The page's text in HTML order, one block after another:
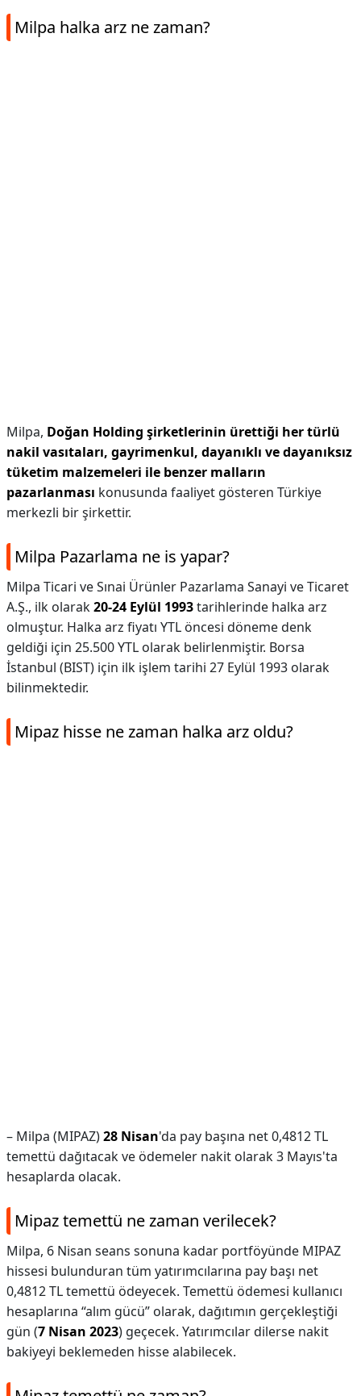
Milpa halka arz ne zaman?
Milpa, Doğan Holding şirketlerinin ürettiği her türlü
nakil vasıtaları, gayrimenkul, dayanıklı ve dayanıksız
tüketim malzemeleri ile benzer malların
pazarlanması konusunda faaliyet gösteren Türkiye
merkezli bir şirkettir.
Milpa Pazarlama ne is yapar?
Milpa Ticari ve Sınai Ürünler Pazarlama Sanayi ve Ticaret
A.Ş., ilk olarak20-24 Eylül 1993tarihlerinde halka arz
olmuştur. Halka arz fiyatı YTL öncesi döneme denk
geldiği için 25.500 YTL olarak belirlenmiştir. Borsa
İstanbul (BIST) için ilk işlem tarihi 27 Eylül 1993 olarak
bilinmektedir.
Mipaz hisse ne zaman halka arz oldu?
– Milpa (MIPAZ)28 Nisan'da pay başına net 0,4812 TL
temettü dağıtacak ve ödemeler nakit olarak 3 Mayıs'ta
hesaplarda olacak.
Mipaz temettü ne zaman verilecek?
Milpa, 6 Nisan seans sonuna kadar portföyünde MIPAZ
hissesi bulunduran tüm yatırımcılarına pay başı net
0,4812 TL temettü ödeyecek. Temettü ödemesi kullanıcı
hesaplarına “alım gücü” olarak, dağıtımın gerçekleştiği
gün (7 Nisan 2023) geçecek. Yatırımcılar dilerse nakit
bakiyeyi beklemeden hisse alabilecek.